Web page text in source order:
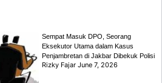
Sempat Masuk DPO, Seorang
Eksekutor Utama dalam Kasus
Penjambretan di Jakbar Dibekuk Polisi
Rizky FajarJune 7, 2026